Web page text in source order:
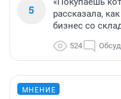
5
рассказала,
бизнес со
524
МНЕНИЕ